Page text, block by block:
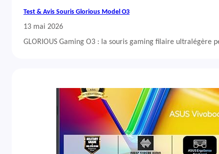
Test & Avis Souris Glorious Model O3
13 mai 2026
GLORIOUS Gaming O3 : la souris gaming filaire ultralégère